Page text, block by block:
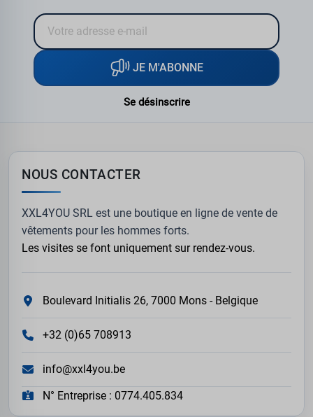
JE M'ABONNE
Se désinscrire
NOUS CONTACTER
XXL4YOU SRL est une boutique en ligne de vente de
vêtements pour les hommes forts.
Les visites se font uniquement sur rendez-vous.
Boulevard Initialis 26, 7000 Mons - Belgique
+32 (0)65 708913
info@xxl4you.be
N° Entreprise : 0774.405.834